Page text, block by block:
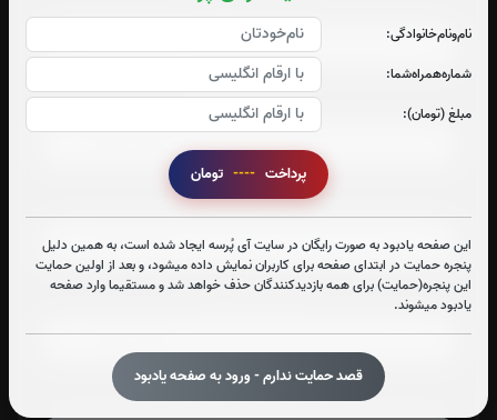
نام‌و‌نام‌خانوادگی:
شماره‌همراه‌شما:
مبلغ (تومان):
پرداخت ----
این صفحه یادبود به صورت رایگان در سایت آی پُرسه ایجاد شده است، به همین دلیل
پنجره حمایت در ابتدای صفحه برای کاربران نمایش داده میشود، و بعد از اولین حمایت
این پنجره(حمایت) برای همه بازدیدکنندگان حذف خواهد شد و مستقیما وارد صفحه
یادبود میشوند.
قصد حمایت ندارم - ورود به صفحه یادبود
صوت جزء شماره 8
صوت جزء شماره 9
صوت جزء شماره 10
صوت جزء شماره 11
صوت جزء شماره 12